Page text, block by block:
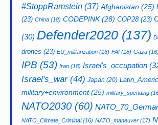
#StoppRamstein (37) Afghanistan (25)
(23) China (18) CODEPINK(28) COP28(23)
(30) Defender2020 (137)
drones (23) EU_militarization (16) FAI (18) Gaza (16)
IPB (53) Iran (18) Israel's_occupation
Israel's_war(44) Japan (20)
military+environment(25) military_spending
NATO2030 (60)
NATO_Climate_Criminal(16) NATO_maneuver (17)